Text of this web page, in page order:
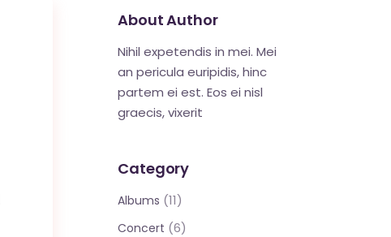
About Author
Nihil expetendis in mei. Mei
an pericula euripidis, hinc
partem ei est. Eos ei nisl
graecis, vixerit
Category
Albums (11)
Concert (6)